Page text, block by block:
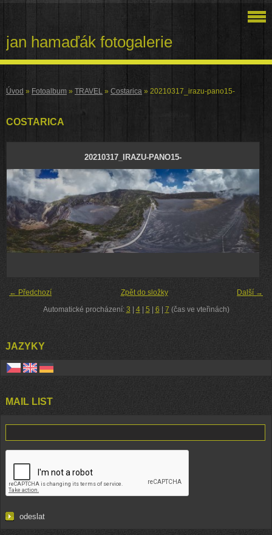
jan hamaďák fotogalerie
Úvod » Fotoalbum » TRAVEL » Costarica » 20210317_irazu-pano15-
COSTARICA
20210317_IRAZU-PANO15-
← Předchozí Další →
Zpět do složky
Automatické procházení: 3 4| 5 6 7 (čas ve vteřinách)
JAZYKY
MAIL LIST